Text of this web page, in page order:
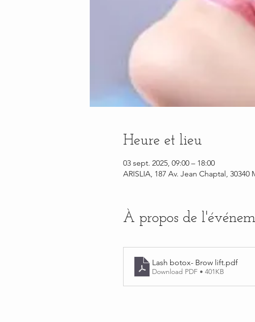
Heure et lieu
03 sept. 2025, 09:00 – 18:00
ARISLIA, 187 Av. Jean Chaptal,
À propos de
Lash botox- Brow lift.pdf
Download PDF • 401KB